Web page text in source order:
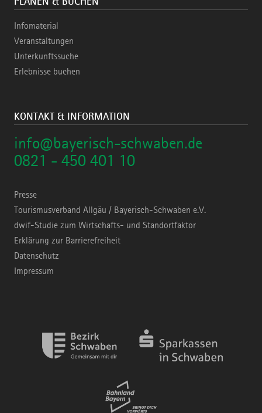
Infomaterial
Veranstaltungen
Unterkunftssuche
Erlebnisse buchen
KONTAKT & INFORMATION
info@bayerisch-schwaben.de
0821 - 450 401 10
Presse
Tourismusverband Allgäu / Bayerisch-Schwaben e.V.
dwif-Studie zum Wirtschafts- und Standortfaktor
Erklärung zur Barrierefreiheit
Datenschutz
Impressum